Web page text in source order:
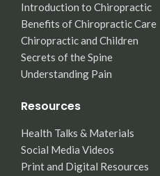
Introduction to Chiropractic
Benefits of Chiropractic Care
Chiropractic and Children
Secrets of the Spine
Understanding Pain
Resources
Health Talks & Materials
Social Media Videos
Print and Digital Resources